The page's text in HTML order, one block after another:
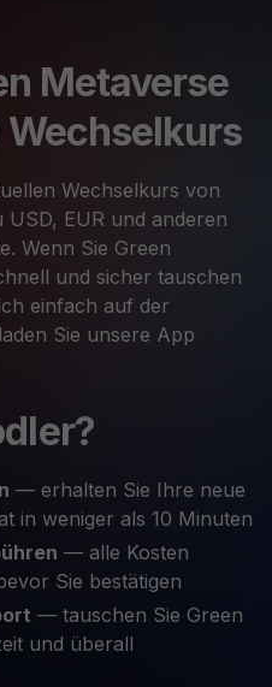
Metaverse
Wechselkurs
Wechselkurs von
EUR und anderen
Wenn Sie Green
und sicher tauschen
einfach auf der
Sie unsere App
— erhalten Sie Ihre neue
in weniger als 10 Minuten
— alle Kosten
Sie bestätigen
— tauschen Sie Green
und überall